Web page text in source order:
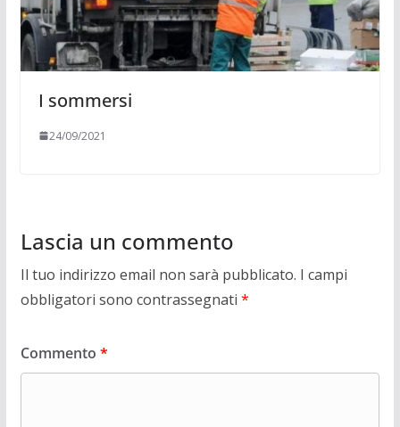
I sommersi
24/09/2021
Lascia un commento
Il tuo indirizzo email non sarà pubblicato. I campi
obbligatori sono contrassegnati *
Commento *